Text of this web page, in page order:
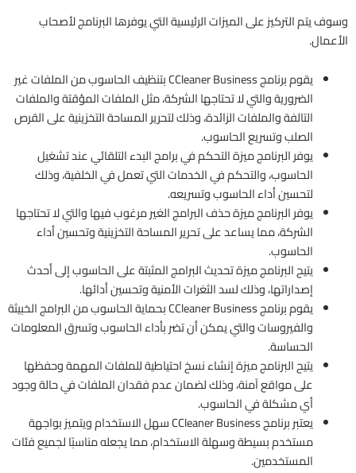
وسوف يتم التركيز على الميزات الرئيسية التي يوفرها البرنامج لأصحاب
الأعمال.
يقوم برنامج CCleaner Business بتنظيف الحاسوب من الملفات غير
الضرورية والتي لا تحتاجها الشركة، مثل الملفات المؤقتة والملفات
التالفة والملفات الزائدة، وذلك لتحرير المساحة التخزينية على القرص
الصلب وتسريع الحاسوب.
يوفر البرنامج ميزة التحكم في برامج البدء التلقائي عند تشغيل
الحاسوب، والتحكم في الخدمات التي تعمل في الخلفية، وذلك
لتحسين أداء الحاسوب وتسريعه.
يوفر البرنامج ميزة حذف البرامج الغير مرغوب فيها والتي لا تحتاجها
الشركة، مما يساعد على تحرير المساحة التخزينية وتحسين أداء
الحاسوب.
يتيح البرنامج ميزة تحديث البرامج المثبتة على الحاسوب إلى أحدث
إصداراتها، وذلك لسد الثغرات الأمنية وتحسين أدائها.
يقوم برنامج CCleaner Business بحماية الحاسوب من البرامج الخبيثة
والفيروسات والتي يمكن أن تضر بأداء الحاسوب وتسرق المعلومات
الحساسة.
يتيح البرنامج ميزة إنشاء نسخ احتياطية للملفات المهمة وحفظها
على مواقع آمنة، وذلك لضمان عدم فقدان الملفات في حالة وجود
أي مشكلة في الحاسوب.
يعتبر برنامج CCleaner Business سهل الاستخدام ويتميز بواجهة
مستخدم بسيطة وسهلة الاستخدام، مما يجعله مناسبًا لجميع فئات
المستخدمين.